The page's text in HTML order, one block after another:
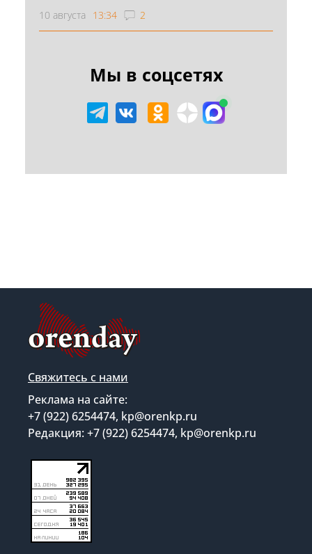
10 августа 13:34 2
Мы в соцсетях
Свяжитесь с нами
Реклама на сайте:
+7 (922) 6254474, kp@orenkp.ru
Редакция: +7 (922) 6254474, kp@orenkp.ru